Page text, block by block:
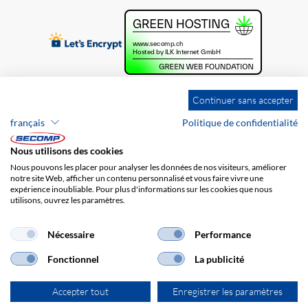
Brands
Protection des données
Frais de port
Continuer sans accepter
français
Politique de confidentialité
Nous utilisons des cookies
Nous pouvons les placer pour analyser les données de nos visiteurs, améliorer
notre site Web, afficher un contenu personnalisé et vous faire vivre une
expérience inoubliable. Pour plus d'informations sur les cookies que nous
utilisons, ouvrez les paramètres.
Nécessaire Performance
Fonctionnel La publicité
Accepter tout Enregistrer les paramètres